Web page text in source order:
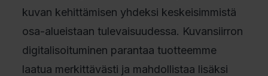
kuvan kehittämisen yhdeksi keskeisimmistä
osa-alueistaan tulevaisuudessa. Kuvansiirron
digitalisoituminen parantaa tuotteemme
laatua merkittävästi ja mahdollistaa lisäksi